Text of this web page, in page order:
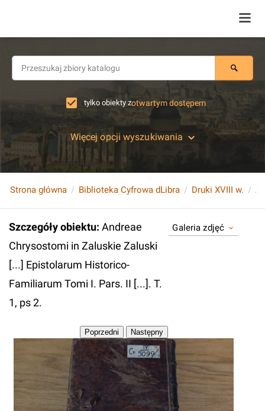
tylko obiekty zotwartym dostępem
Więcej opcji wyszukiwania
Strona główna Biblioteka Cyfrowa dLibra Druki XVIII w.
Szczegóły obiektu: Andreae
Chrysostomi in Zaluskie Zaluski
[...] Epistolarum Historico-
Familiarum Tomi I. Pars. II [...]. T.
1, ps 2.
Galeria zdjęć